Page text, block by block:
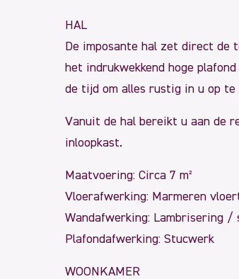
HAL
De imposante hal zet direct de
het indrukwekkend hoge
de tijd om alles rustig in u op te
Vanuit de hal bereikt u aan de
inloopkast.
Maatvoering: Circa 7 m²
Vloerafwerking: Marmeren
Wandafwerking: Lambrisering /
Plafondafwerking: Stucwerk
WOONKAMER